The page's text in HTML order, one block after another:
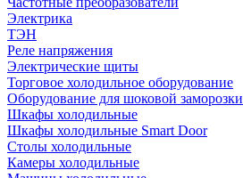
Электрика
ТЭН
Реле напряжения
Электрические щиты
Торговое холодильное оборудование
Оборудование для шоковой заморозки
Шкафы холодильные
Шкафы холодильные Smart Door
Столы холодильные
Камеры холодильные